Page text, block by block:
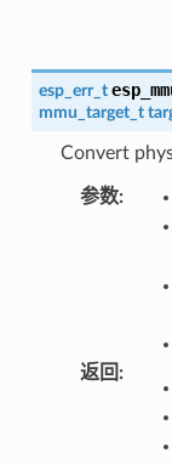
esp_err_t
mmu_target_t
Convert
参数:
返回: